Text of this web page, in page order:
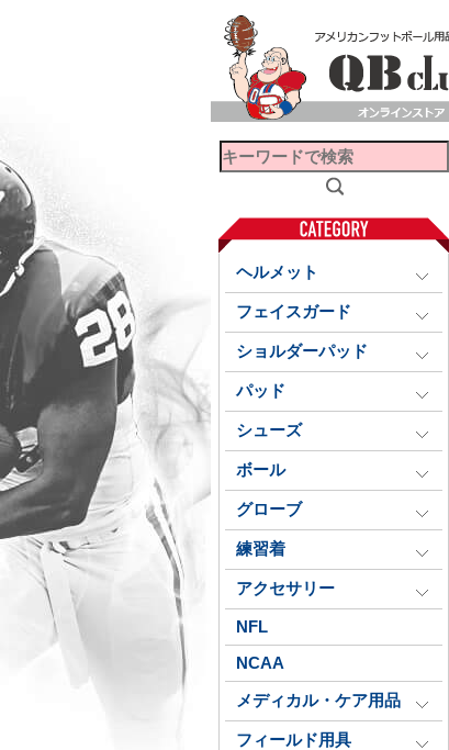
ヘルメット
フェイスガード
ショルダーパッド
パッド
シューズ
ボール
グローブ
練習着
アクセサリー
NFL
NCAA
メディカル・ケア用品
フィールド用具